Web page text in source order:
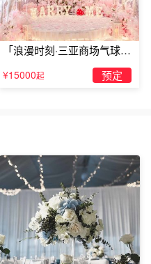
费吗的全部内容，想了解
的资讯就关注TellLove乌
「浪漫时刻·三亚商场气球雨
惊喜求婚」
¥15000起 预定